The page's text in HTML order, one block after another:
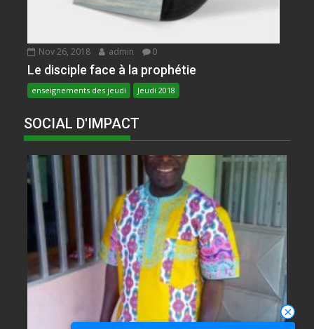
Nov 26, 2018 admin 0
Le disciple face à la prophétie
enseignements des jeudi Jeudi 2018
SOCIAL D'IMPACT